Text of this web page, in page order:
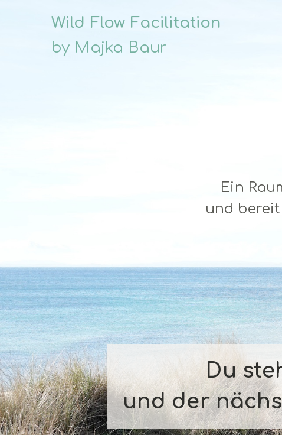
Wild Flow Facilitation
by Majka Baur
Ein
und
Du
und der